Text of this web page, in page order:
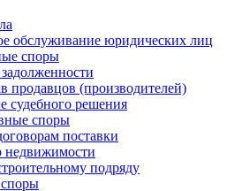
обслуживание юридических лиц
споры
продавцов (производителей)
судебного решения
споры
поставки
подряду